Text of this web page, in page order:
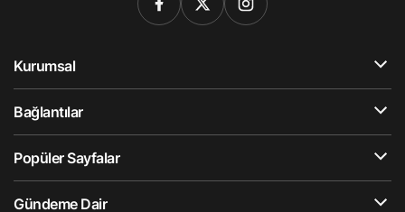
Kurumsal
Bağlantılar
Popüler Sayfalar
Gündeme Dair